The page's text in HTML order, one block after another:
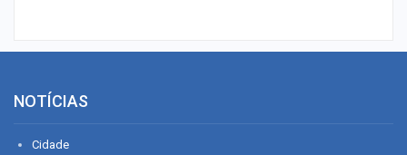
NOTÍCIAS
Cidade